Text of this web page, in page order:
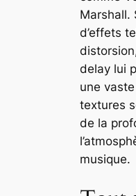
Marshall.
d’effets
delay lui
une
textures
de la
musique.